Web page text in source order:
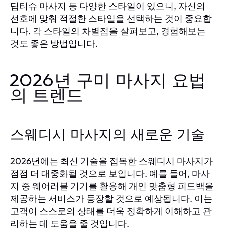
딥티슈 마사지 등 다양한 스타일이 있으니, 자신의
선호에 맞춰 적절한 스타일을 선택하는 것이 중요합
니다. 각 스타일의 차별점을 살펴보고, 경험해보는
것도 좋은 방법입니다.
2026년 구미 마사지 요법
의 트렌드
스웨디시 마사지의 새로운 기술
2026년에는 최신 기술을 접목한 스웨디시 마사지가
점점 더 대중화될 것으로 보입니다. 예를 들어, 마사
지 중 웨어러블 기기를 활용해 개인 맞춤형 피드백을
제공하는 서비스가 등장할 것으로 예상됩니다. 이는
고객이 스스로의 상태를 더욱 정확하게 이해하고 관
리하는 데 도움을 줄 것입니다.